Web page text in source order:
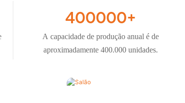
400000+
A capacidade de produção anual é de
aproximadamente 400.000 unidades.